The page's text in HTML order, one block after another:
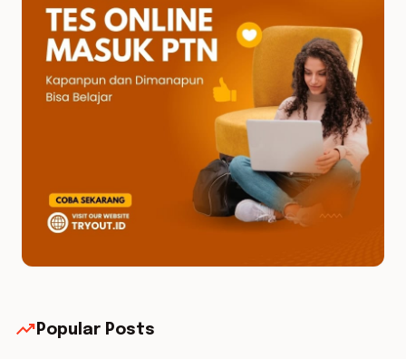
trending_up Popular Posts